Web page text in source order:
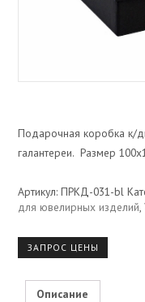
Подарочная коробка к/
галантереи. Размер
Артикул: ПРКД-031-bl
для ювелирных изделий,
ЗАПРОС ЦЕНЫ
Описание